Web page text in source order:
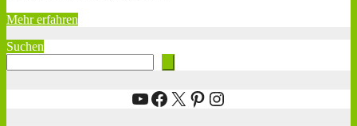
Mehr erfahren
Suchen
YouTube
Facebook
X Pinterest
Instagram